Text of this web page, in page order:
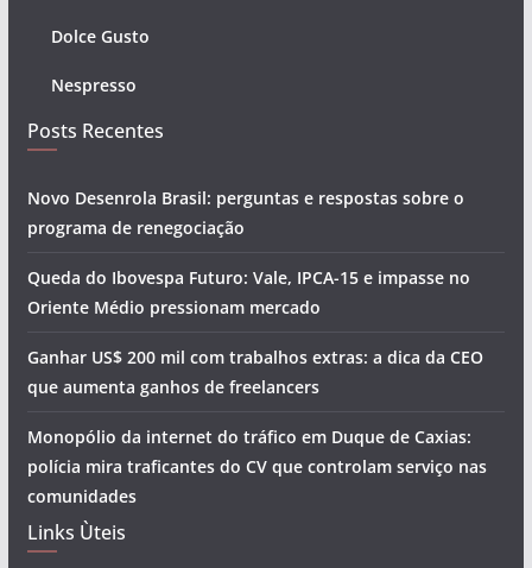
Dolce Gusto
Nespresso
Posts Recentes
Novo Desenrola Brasil: perguntas e respostas sobre o
programa de renegociação
Queda do Ibovespa Futuro: Vale, IPCA-15 e impasse no
Oriente Médio pressionam mercado
Ganhar US$ 200 mil com trabalhos extras: a dica da CEO
que aumenta ganhos de freelancers
Monopólio da internet do tráfico em Duque de Caxias:
polícia mira traficantes do CV que controlam serviço nas
comunidades
Links Ùteis